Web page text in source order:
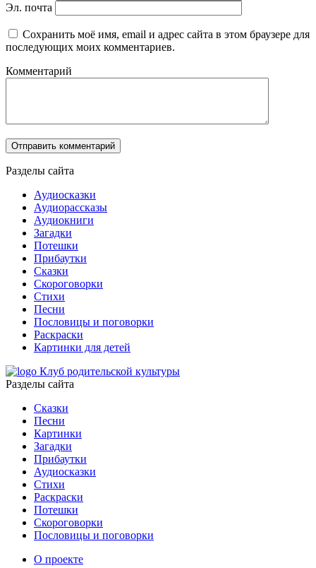
Эл. почта
Сохранить моё имя, email и адрес сайта в этом браузере для
последующих моих комментариев.
Комментарий
Разделы сайта
Аудиосказки
Аудиорассказы
Аудиокниги
Загадки
Потешки
Прибаутки
Сказки
Скороговорки
Стихи
Песни
Пословицы и поговорки
Раскраски
Картинки для детей
Клуб родительской культуры
Разделы сайта
Сказки
Песни
Картинки
Загадки
Прибаутки
Аудиосказки
Стихи
Раскраски
Потешки
Скороговорки
Пословицы и поговорки
О проекте